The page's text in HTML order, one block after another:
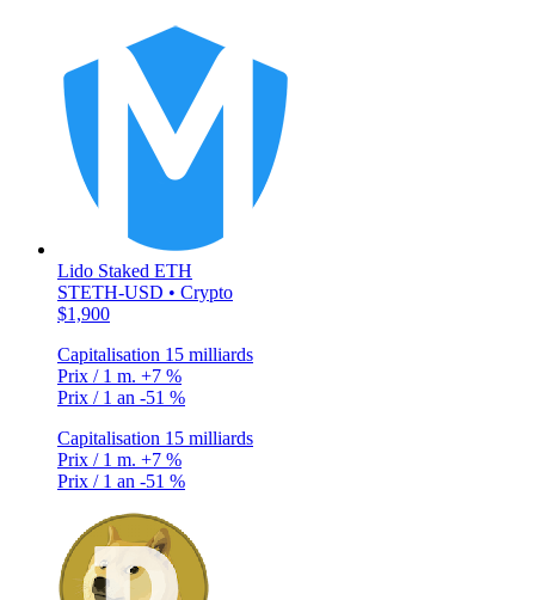
Lido Staked ETH
STETH-USD • Crypto
$1,900
Capitalisation 15 milliards
Prix / 1 m. +7 %
Prix / 1 an -51 %
Capitalisation 15 milliards
Prix / 1 m. +7 %
Prix / 1 an -51 %